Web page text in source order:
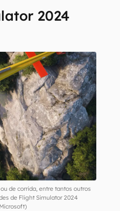
2024
de corrida, entre tantos outros
de Flight Simulator 2024